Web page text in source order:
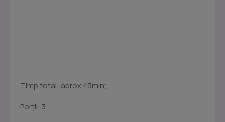
Timp total: aprox 45min;
Porţii: 3